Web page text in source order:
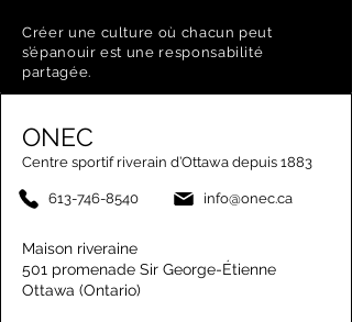
Créer une culture où chacun peut
s’épanouir est une responsabilité
partagée.
ONEC
Centre sportif riverain d’Ottawa depuis 1883
613-746-8540 info@onec.ca
Maison riveraine
501 promenade Sir George-Étienne
Ottawa (Ontario)